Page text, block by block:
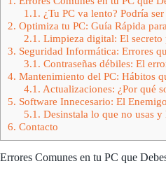
1.1. ¿Tu PC va lento? Podría
2. Optimiza tu PC: Guía Rápida
2.1. Limpieza digital: El secreto
3. Seguridad Informática: Errores
3.1. Contraseñas débiles: El
4. Mantenimiento del PC: Hábitos
4.1. Actualizaciones: ¿Por qué
5. Software Innecesario: El
5.1. Desinstala lo que no usas y
6. Contacto
Errores Comunes en tu PC que